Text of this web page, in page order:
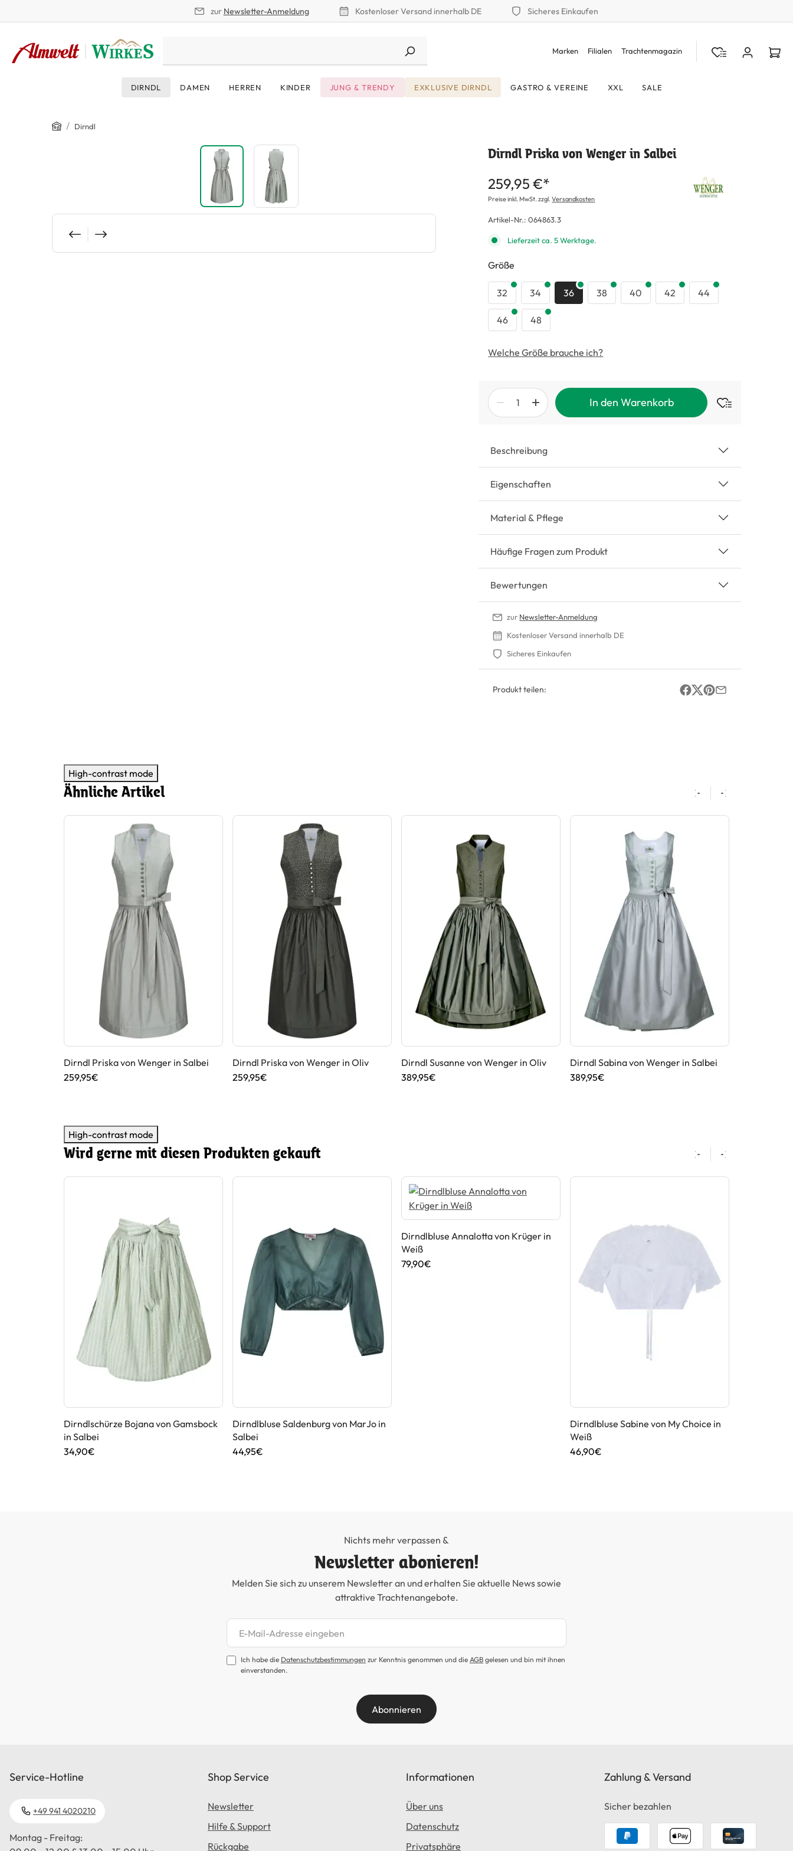
zur Newsletter-Anmeldung Kostenloser Versand innerhalb DE Sicheres Einkaufen
Marken Filialen Trachtenmagazin
DIRNDL DAMEN HERREN KINDER JUNG & TRENDY EXKLUSIVE DIRNDL GASTRO & VEREINE XXL SALE
Home
/ Dirndl
Dirndl Priska von Wenger in Salbei
259,95 €*
Preise inkl. MwSt. zzgl.Versandkosten
Artikel-Nr.:064863.3
Lieferzeit ca. 5 Werktage.
Größe
32 34 36 38 40 42 44
46 48
Welche Größe brauche ich?
In den Warenkorb
Beschreibung
Eigenschaften
Material & Pflege
Häufige Fragen zum Produkt
Bewertungen
zur Newsletter-Anmeldung
Kostenloser Versand innerhalb DE
Sicheres Einkaufen
Produkt teilen:
High-contrast mode
Ähnliche Artikel
Dirndl Priska von Wenger in Salbei
259,95€
Dirndl Priska von Wenger in Oliv
259,95€
Dirndl Susanne von Wenger in Oliv
389,95€
Dirndl Sabina von Wenger in Salbei
389,95€
High-contrast mode
Wird gerne mit diesen Produkten gekauft
Dirndlschürze Bojana von Gamsbock
in Salbei
34,90€
Dirndlbluse Saldenburg von MarJo in
Salbei
44,95€
Dirndlbluse Annalotta von Krüger in
Weiß
79,90€
Dirndlbluse Sabine von My Choice in
Weiß
46,90€
Nichts mehr verpassen &
Newsletter abonieren!
Melden Sie sich zu unserem Newsletter an und erhalten Sie aktuelle News sowie
attraktive Trachtenangebote.
Newsletter abonnieren
Ich habe die Datenschutzbestimmungen zur Kenntnis genommen und die AGB gelesen und bin mit ihnen
einverstanden.
Abonnieren
Service-Hotline
+49 941 4020210
Montag - Freitag:
Shop Service
Newsletter
Hilfe & Support
Rückgabe
Informationen
Über uns
Datenschutz
Privatsphäre
Zahlung & Versand
Sicher bezahlen